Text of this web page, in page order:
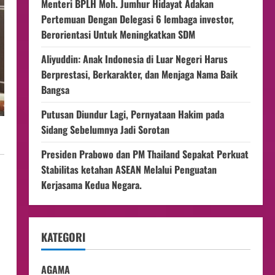
Menteri BPLH Moh. Jumhur Hidayat Adakan
Pertemuan Dengan Delegasi 6 lembaga investor,
Berorientasi Untuk Meningkatkan SDM
Aliyuddin: Anak Indonesia di Luar Negeri Harus
Berprestasi, Berkarakter, dan Menjaga Nama Baik
Bangsa
Putusan Diundur Lagi, Pernyataan Hakim pada
Sidang Sebelumnya Jadi Sorotan
Presiden Prabowo dan PM Thailand Sepakat Perkuat
Stabilitas ketahan ASEAN Melalui Penguatan
Kerjasama Kedua Negara.
KATEGORI
AGAMA